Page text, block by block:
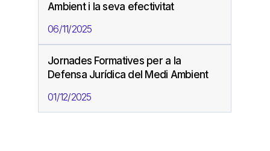
Ambient i la seva efectivitat
06/11/2025
Jornades Formatives per a la
Defensa Jurídica del Medi Ambient
01/12/2025